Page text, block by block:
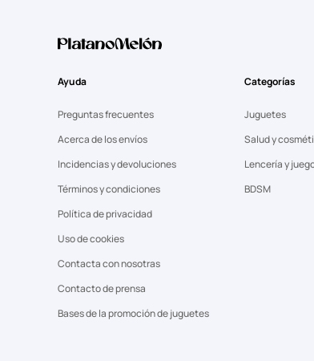
Ayuda
Preguntas frecuentes
Acerca de los envíos
Incidencias y devoluciones
Términos y condiciones
Política de privacidad
Uso de cookies
Contacta con nosotras
Contacto de prensa
Bases de la promoción de juguetes
Categorías
Juguetes
Salud y
Lencería y
BDSM